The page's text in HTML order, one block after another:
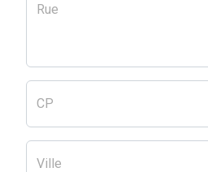
Rue
CP
Ville